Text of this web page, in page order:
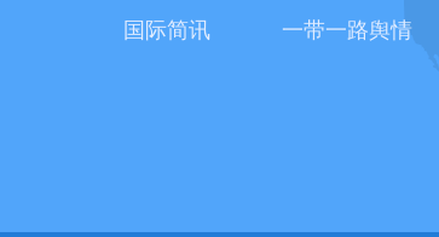
国际简讯
一带一路舆情